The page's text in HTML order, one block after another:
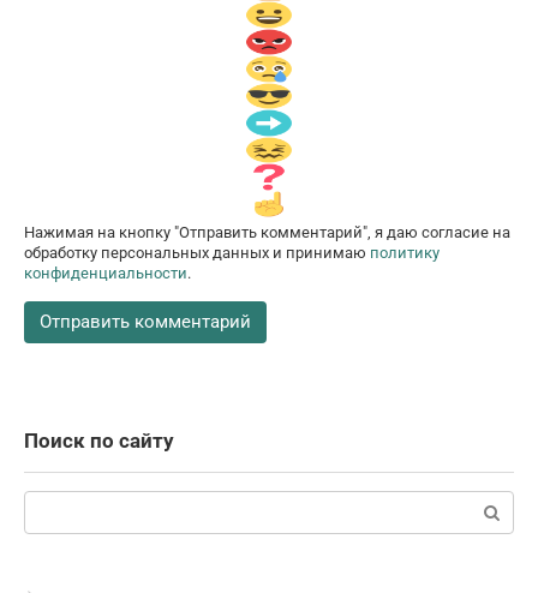
Нажимая на кнопку "Отправить комментарий", я даю согласие на
обработку персональных данных и принимаю политику
конфиденциальности.
Поиск по сайту